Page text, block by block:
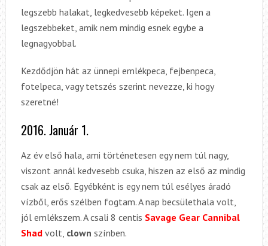
legszebb halakat, legkedvesebb képeket. Igen a
legszebbeket, amik nem mindig esnek egybe a
legnagyobbal.
Kezdődjön hát az ünnepi emlékpeca, fejbenpeca,
fotelpeca, vagy tetszés szerint nevezze, ki hogy
szeretné!
2016. Január 1.
Az év első hala, ami történetesen egy nem túl nagy,
viszont annál kedvesebb csuka, hiszen az első az mindig
csak az első. Egyébként is egy nem túl esélyes áradó
vízből, erős szélben fogtam. A nap becsülethala volt,
jól emlékszem. A csali 8 centis Savage Gear Cannibal
Shadvolt, clown színben.